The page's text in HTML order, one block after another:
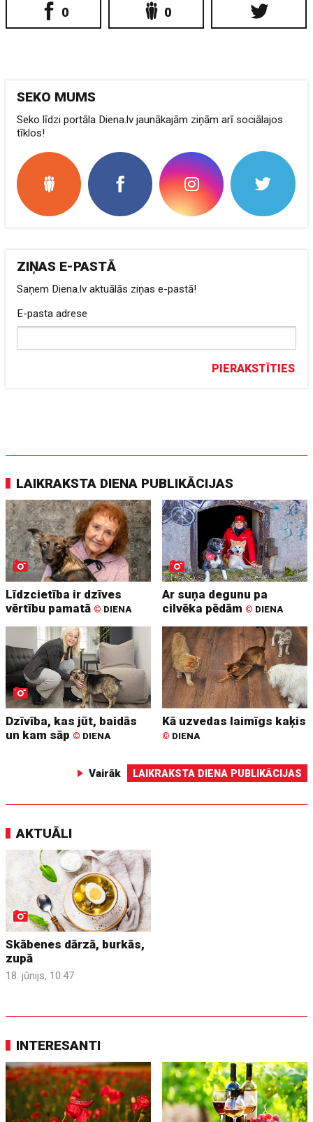
0 0
SEKO MUMS
Seko līdzi portāla Diena.lv jaunākajām ziņām arī sociālajos
tīklos!
ZIŅAS E-PASTĀ
Saņem Diena.lv aktuālās ziņas e-pastā!
E-pasta adrese
PIERAKSTĪTIES
LAIKRAKSTA DIENA PUBLIKĀCIJAS
Līdzcietība ir dzīves
vērtību pamatā © DIENA
Ar suņa degunu pa
cilvēka pēdām © DIENA
Dzīvība, kas jūt, baidās
un kam sāp © DIENA
Kā uzvedas laimīgs kaķis
© DIENA
Vairāk LAIKRAKSTA DIENA PUBLIKĀCIJAS
AKTUĀLI
Skābenes dārzā, burkās,
zupā
18. jūnijs, 10:47
INTERESANTI